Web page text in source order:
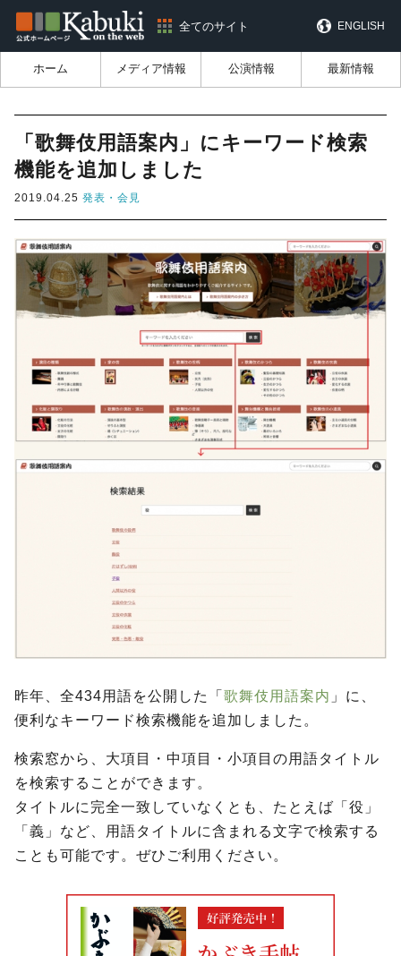
全てのサイト ENGLISH
ホーム メディア情報 公演情報 最新情報
「歌舞伎用語案内」にキーワード検索
機能を追加しました
2019.04.25 発表・会見
昨年、全434用語を公開した「 歌舞伎用語案内 」に、
便利なキーワード検索機能を追加しました。
検索窓から、大項目・中項目・小項目の用語タイトル
を検索することができます。
タイトルに完全一致していなくとも、たとえば「役」
「義」など、用語タイトルに含まれる文字で検索する
ことも可能です。ぜひご利用ください。